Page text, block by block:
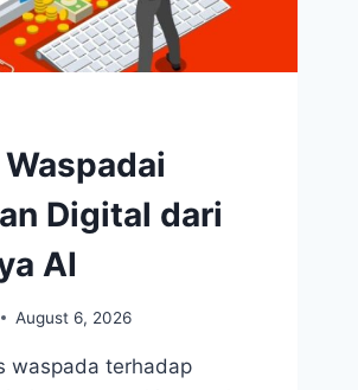
Digital dari
AI
August 6, 2026
waspada terhadap